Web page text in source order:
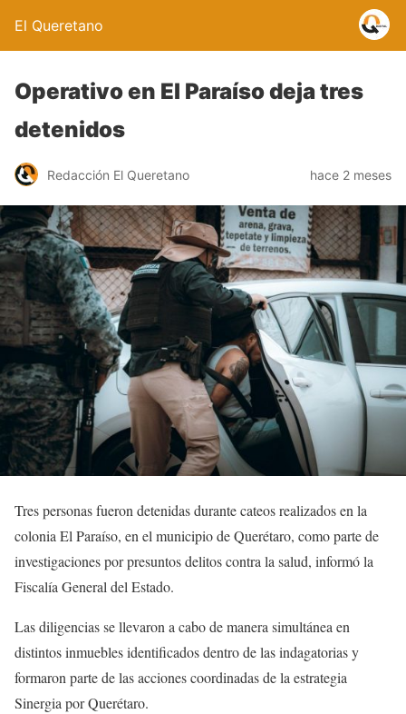
El Queretano
Operativo en El Paraíso deja tres
detenidos
Redacción El Queretano hace 2 meses
Tres personas fueron detenidas durante cateos realizados en la
colonia El Paraíso, en el municipio de Querétaro, como parte de
investigaciones por presuntos delitos contra la salud, informó la
Fiscalía General del Estado.
Las diligencias se llevaron a cabo de manera simultánea en
distintos inmuebles identificados dentro de las indagatorias y
formaron parte de las acciones coordinadas de la estrategia
Sinergia por Querétaro.